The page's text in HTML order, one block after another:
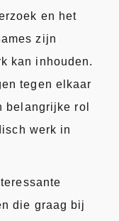
en het
zijn
kan inhouden.
tegen elkaar
belangrijke rol
werk in
die graag bij